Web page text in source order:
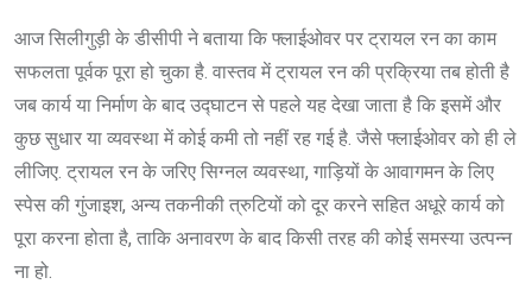
आज सिलीगुड़ी के डीसीपी ने बताया कि फ्लाईओवर पर ट्रायल रन का काम
सफलता पूर्वक पूरा हो चुका है. वास्तव में ट्रायल रन की प्रक्रिया तब होती है
जब कार्य या निर्माण के बाद उद्घाटन से पहले यह देखा जाता है कि इसमें और
कुछ सुधार या व्यवस्था में कोई कमी तो नहीं रह गई है. जैसे फ्लाईओवर को ही ले
लीजिए. ट्रायल रन के जरिए सिग्नल व्यवस्था, गाड़ियों के आवागमन के लिए
स्पेस की गुंजाइश, अन्य तकनीकी त्रुटियों को दूर करने सहित अधूरे कार्य को
पूरा करना होता है, ताकि अनावरण के बाद किसी तरह की कोई समस्या उत्पन्न
ना हो.